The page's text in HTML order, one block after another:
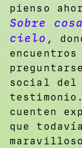
pienso
Sobre
cielo ,
social del
testimonio.
cuenten
que